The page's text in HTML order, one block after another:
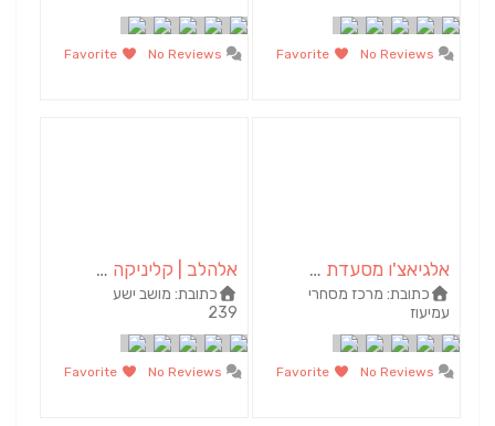
No Reviews
Favorite
No Reviews
Favorite
אלגיאצ'ו מסעדת בשרים
כתובת:מרכז מסחרי
עמיעוז‏
No Reviews
Favorite
אלהלב | קליניקה לאבחון וטיפול בקשיי וויסות חושי | אלה ילגין
כתובת:מושב ישע
239
No Reviews
Favorite